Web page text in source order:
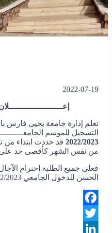
2022-07-19
تعلم إدارة جامعة يحيى فارس
التسجيل للموسم
2022/2023 قد حددت ابتداء من
من نفس الشهر كأقصى حد
فعلى جميع الطلبة احترام
الحسن للدخول الجامعي 2022/2023.
Facebook
Twitter